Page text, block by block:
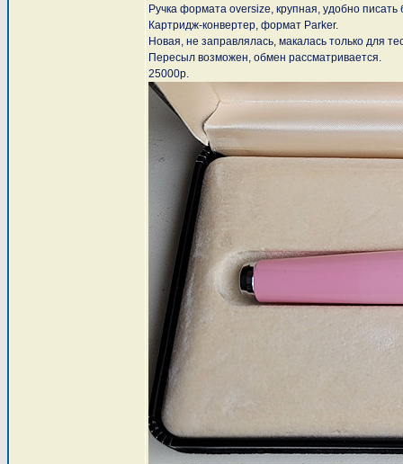
Ручка формата oversize, крупная, удобно писать
Картридж-конвертер, формат Parker.
Новая, не заправлялась, макалась только для
Пересыл возможен, обмен рассматривается.
25000р.